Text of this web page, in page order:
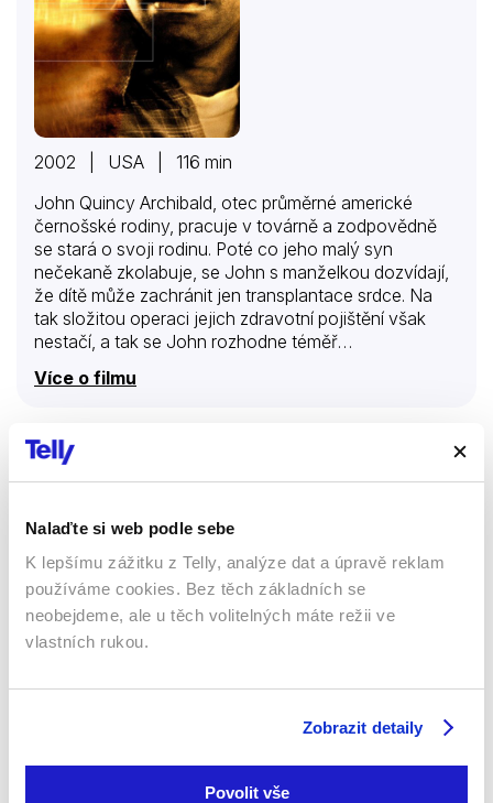
Nalaďte si web podle sebe
K lepšímu zážitku z Telly, analýze dat a úpravě reklam
používáme cookies. Bez těch základních se
neobejdeme, ale u těch volitelných máte režii ve
vlastních rukou.
Zobrazit detaily
Povolit vše
2002 | USA | 116 min
John Quincy Archibald, otec průměrné americké
černošské rodiny, pracuje v továrně a zodpovědně
se stará o svoji rodinu. Poté co jeho malý syn
nečekaně zkolabuje, se John s manželkou dozvídají,
že dítě může zachránit jen transplantace srdce. Na
tak složitou operaci jejich zdravotní pojištění však
nestačí, a tak se John rozhodne téměř
Divácky úspěšný snímek, zpochybňující zdravotní
vyvážené melodramatické a akčně laděné polohy.
Více o filmu
Rosamunde Pilcher: Nad oblaky
Drama